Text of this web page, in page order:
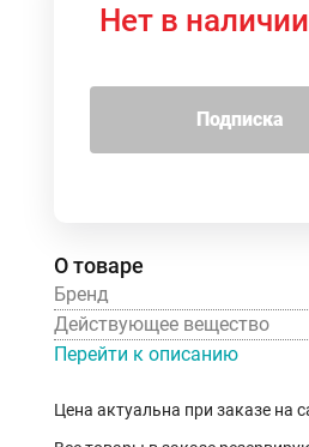
Нет в наличии
Подписка
О товаре
Бренд
Действующее вещество
Перейти к описанию
Цена актуальна при заказе на